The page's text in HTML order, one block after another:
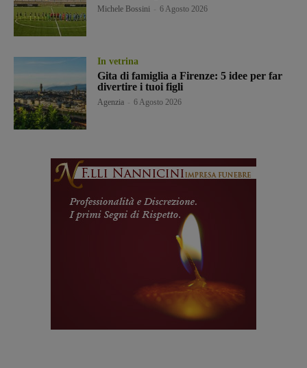
Michele Bossini 6 Agosto 2026
In vetrina
Gita di famiglia a Firenze: 5 idee per far
divertire i tuoi figli
Agenzia 6 Agosto 2026